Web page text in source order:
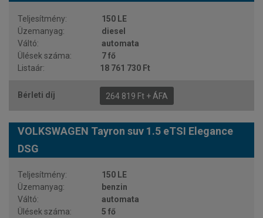
150 LE
diesel
automata
7 fő
18 761 730 Ft
264 819 Ft + ÁFA
VOLKSWAGEN Tayron suv 1.5 eTSI Elegance
DSG
150 LE
benzin
automata
5 fő